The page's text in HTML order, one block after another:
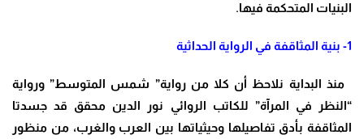
البنيات المتحكمة فيها.
1- بنية المثاقفة في الرواية الحداثية
منذ البداية نلاحظ أن كلا من رواية” شمس المتوسط” ورواية
“النظر في المرآة” للكاتب الروائي نور الدين محقق قد جسدتا
المثاقفة بأدق تفاصيلها وحيثياتها بين العرب والغرب، من منظور